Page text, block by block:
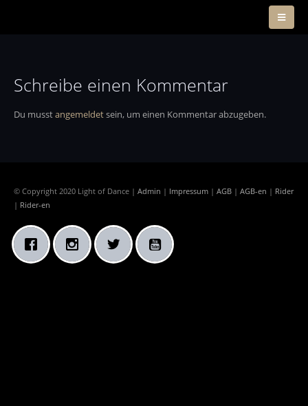
Schreibe einen Kommentar
Du musstangemeldetsein, um einen Kommentar abzugeben.
© Copyright 2020 Light of Dance | Admin | Impressum | AGB | AGB-en | Rider
| Rider-en